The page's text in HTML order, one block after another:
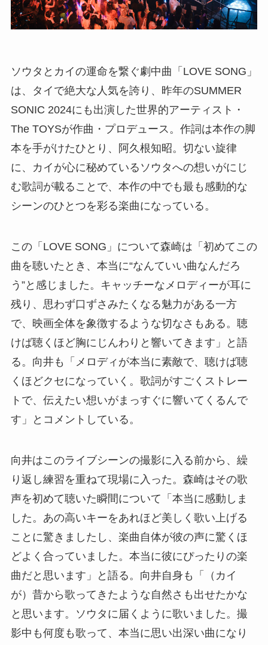
ソウタとカイの運命を繋ぐ劇中曲「LOVE SONG」
は、タイで絶大な人気を誇り、昨年のSUMMER
SONIC 2024にも出演した世界的アーティスト・
The TOYSが作曲・プロデュース。作詞は本作の脚
本を手がけたひとり、阿久根知昭。切ない旋律
に、カイが心に秘めているソウタへの想いがにじ
む歌詞が載ることで、本作の中でも最も感動的な
シーンのひとつを彩る楽曲になっている。
この「LOVE SONG」について森崎は「初めてこの
曲を聴いたとき、本当に“なんていい曲なんだろ
う”と感じました。キャッチーなメロディーが耳に
残り、思わず口ずさみたくなる魅力がある一方
で、映画全体を象徴するような切なさもある。聴
けば聴くほど胸にじんわりと響いてきます」と語
る。向井も「メロディが本当に素敵で、聴けば聴
くほどクセになっていく。歌詞がすごくストレー
トで、伝えたい想いがまっすぐに響いてくるんで
す」とコメントしている。
向井はこのライブシーンの撮影に入る前から、繰
り返し練習を重ねて現場に入った。森崎はその歌
声を初めて聴いた瞬間について「本当に感動しま
した。あの高いキーをあれほど美しく歌い上げる
ことに驚きましたし、楽曲自体が彼の声に驚くほ
どよく合っていました。本当に彼にぴったりの楽
曲だと思います」と語る。向井自身も「（カイ
が）昔から歌ってきたような自然さも出せたかな
と思います。ソウタに届くように歌いました。撮
影中も何度も歌って、本当に思い出深い曲になり